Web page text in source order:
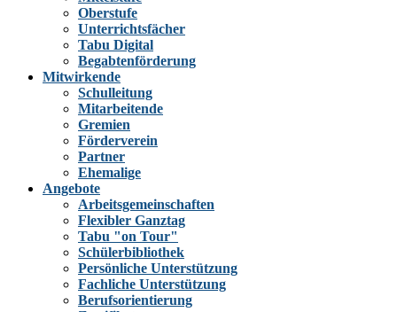
Oberstufe
Unterrichtsfächer
Tabu Digital
Begabtenförderung
Mitwirkende
Schulleitung
Mitarbeitende
Gremien
Förderverein
Partner
Ehemalige
Angebote
Arbeitsgemeinschaften
Flexibler Ganztag
Tabu "on Tour"
Schülerbibliothek
Persönliche Unterstützung
Fachliche Unterstützung
Berufsorientierung